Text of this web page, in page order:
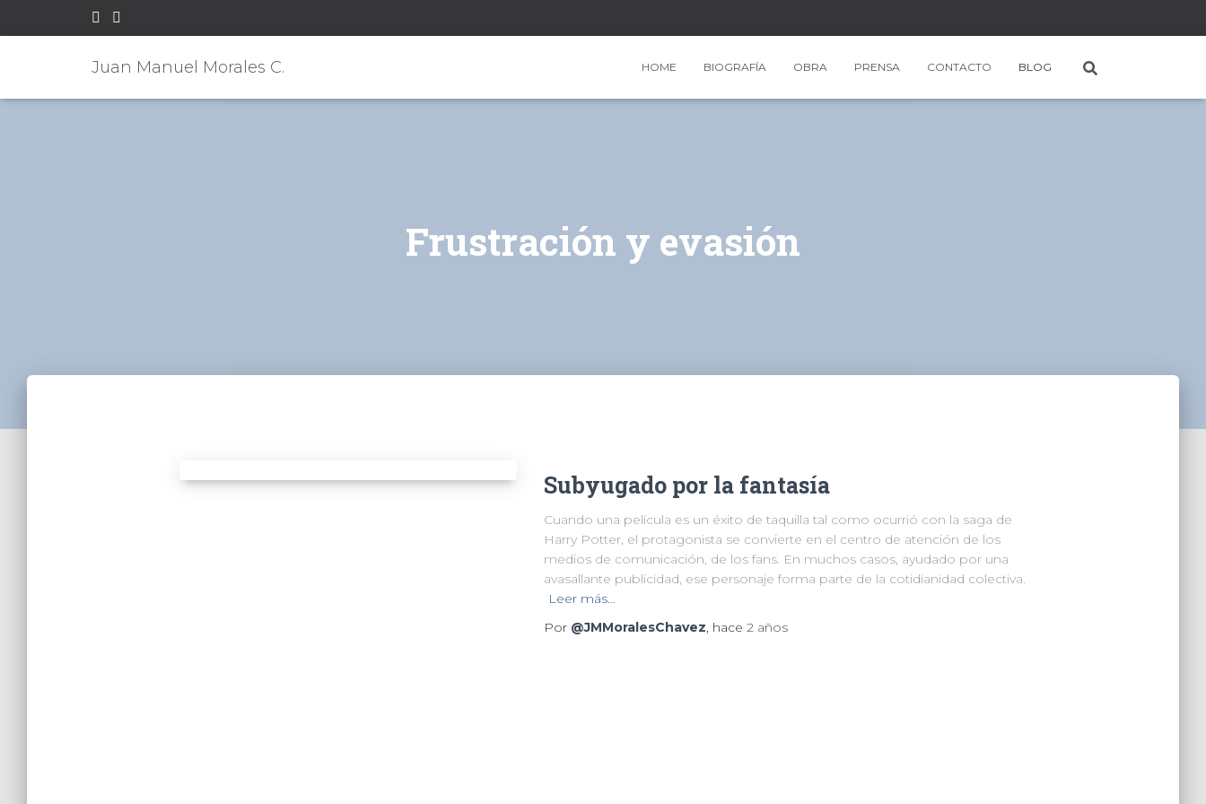
Juan Manuel Morales C. HOME BIOGRAFÍA OBRA PRENSA CONTACTO BLOG
Frustración y evasión
Subyugado por la fantasía
Cuando una película es un éxito de taquilla tal como ocurrió con la saga de
Harry Potter, el protagonista se convierte en el centro de atención de los
medios de comunicación, de los fans. En muchos casos, ayudado por una
avasallante publicidad, ese personaje forma parte de la cotidianidad colectiva.
Leer más…
Por @JMMoralesChavez, hace 2 años